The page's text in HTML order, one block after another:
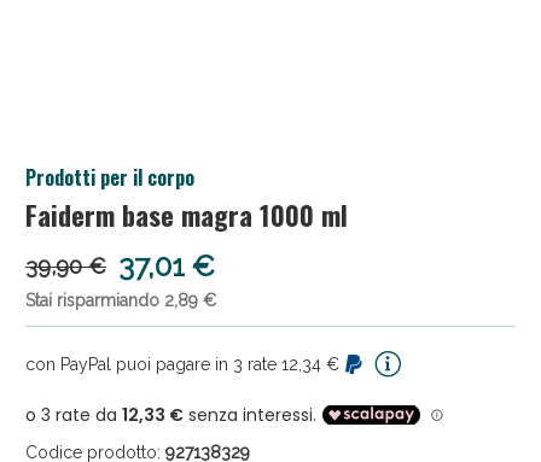
Prodotti per il corpo
Faiderm base magra 1000 ml
39,90 € 37,01 €
Stai risparmiando 2,89 €
con PayPal puoi pagare in 3 rate 12,34 €
Codice prodotto: 927138329
Salini e Multivitaminici: oggi Sconto extra fino al